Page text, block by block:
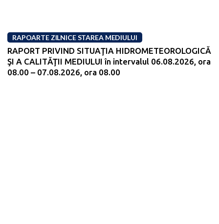
RAPOARTE ZILNICE STAREA MEDIULUI
RAPORT PRIVIND SITUAŢIA HIDROMETEOROLOGICĂ
ŞI A CALITĂŢII MEDIULUI în intervalul 06.08.2026, ora
08.00 – 07.08.2026, ora 08.00